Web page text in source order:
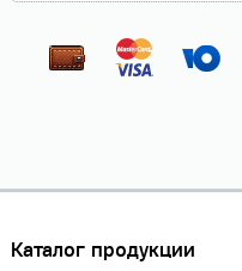
Каталог продукции